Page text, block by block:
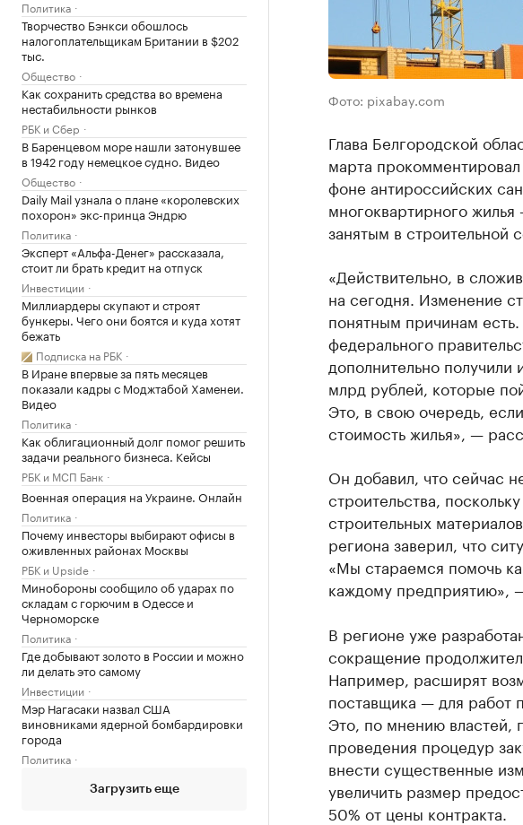
Политика
Творчество Бэнкси обошлось
налогоплательщикам Британии в $202
тыс.
Общество
Как сохранить средства во времена
нестабильности рынков
РБК и Сбер
В Баренцевом море нашли затонувшее
в 1942 году немецкое судно. Видео
Общество
Daily Mail узнала о плане «королевских
похорон» экс-принца Эндрю
Политика
Эксперт «Альфа-Денег» рассказала,
стоит ли брать кредит на отпуск
Инвестиции
Миллиардеры скупают и строят
бункеры. Чего они боятся и куда хотят
бежать
Подписка на РБК
В Иране впервые за пять месяцев
показали кадры с Моджтабой Хаменеи.
Видео
Политика
Как облигационный долг помог решить
задачи реального бизнеса. Кейсы
РБК и МСП Банк
Военная операция на Украине. Онлайн
Политика
Почему инвесторы выбирают офисы в
оживленных районах Москвы
РБК и Upside
Минобороны сообщило об ударах по
складам с горючим в Одессе и
Черноморске
Политика
Где добывают золото в России и можно
ли делать это самому
Инвестиции
Мэр Нагасаки назвал США
виновниками ядерной бомбардировки
города
Политика
Загрузить еще
Фото: pixabay.com
Глава Белгородской
марта
фоне антироссийских
многоквартирного
занятым в строительной
«Действительно, в
на сегодня. Изменение
понятным причинам
федерального
дополнительно
млрд рублей, которые
Это, в свою очередь,
стоимость жилья», —
Он добавил, что сейчас
строительства,
строительных
региона заверил, что
«Мы стараемся помочь
каждому предприятию»,
В регионе уже
сокращение
Например, расширят
поставщика — для работ
Это, по мнению властей,
проведения процедур
внести существенные
увеличить размер
50% от цены контракта.